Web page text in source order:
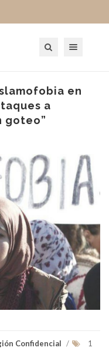
en
a
goteo”
Confidencial / 1